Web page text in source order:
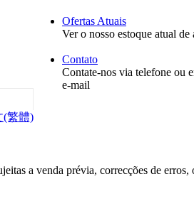
(繁體)
Ofertas Atuais
Ver o nosso estoque atual de
Contato
Contate-nos via telefone ou
e-mail
a venda prévia, correcções de